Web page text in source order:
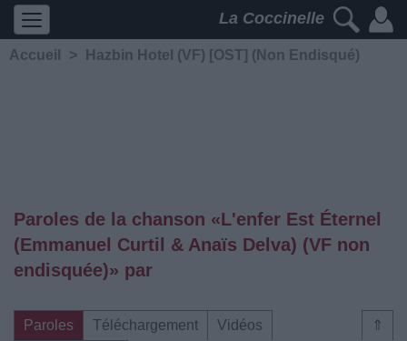
La Coccinelle
Accueil > Hazbin Hotel (VF) [OST] (Non Endisqué)
Paroles de la chanson «L'enfer Est Éternel
(Emmanuel Curtil & Anaïs Delva) (VF non
endisquée)» par
⇑
Paroles Téléchargement
Vidéos